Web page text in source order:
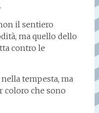
il sentiero
ma quello dello
contro le
tempesta, ma
coloro che sono